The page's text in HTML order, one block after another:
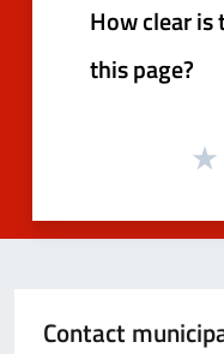
How clear
this page?
Contact